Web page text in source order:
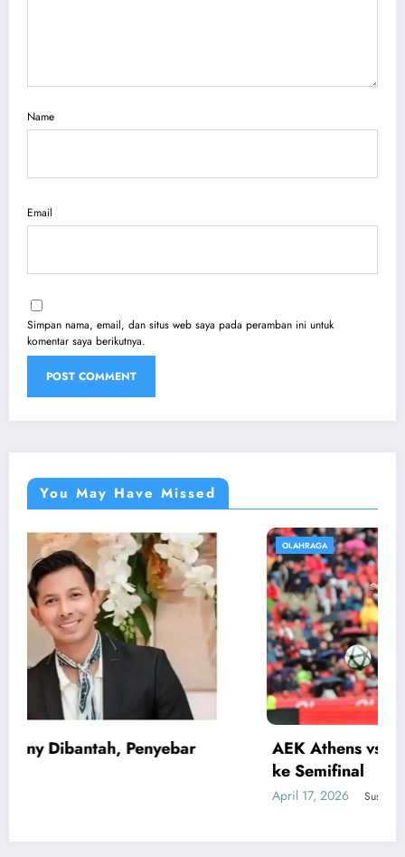
Name
Email
Simpan nama, email, dan situs web saya pada peramban ini untuk
komentar saya berikutnya.
You May Have Missed
OLAHRAGA
AEK Athens vs Rayo: Rayo Vallecano Lolos